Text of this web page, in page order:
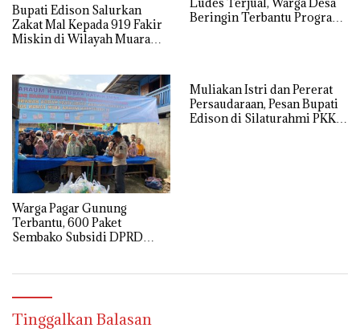
Bupati Edison Salurkan
Zakat Mal Kepada 919 Fakir
Miskin di Wilayah Muara
Ludes Terjual, Warga Desa
Beringin Terbantu Program
Warga Pagar Gunung
Terbantu, 600 Paket
Sembako Subsidi DPRD
Muliakan Istri dan Pererat
Persaudaraan, Pesan Bupati
Edison di Silaturahmi PKK
Tinggalkan Balasan